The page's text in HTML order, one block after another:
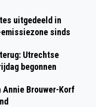
uitgedeeld in
sinds
Utrechtse
begonnen
Annie Brouwer-Korf